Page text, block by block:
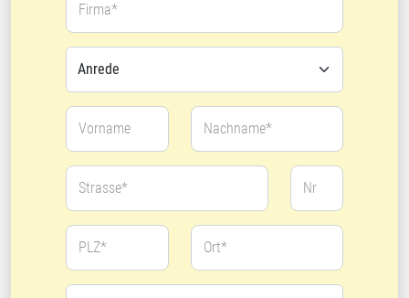
Firma*
Vorname Nachname*
Strasse* Nr
PLZ* Ort*